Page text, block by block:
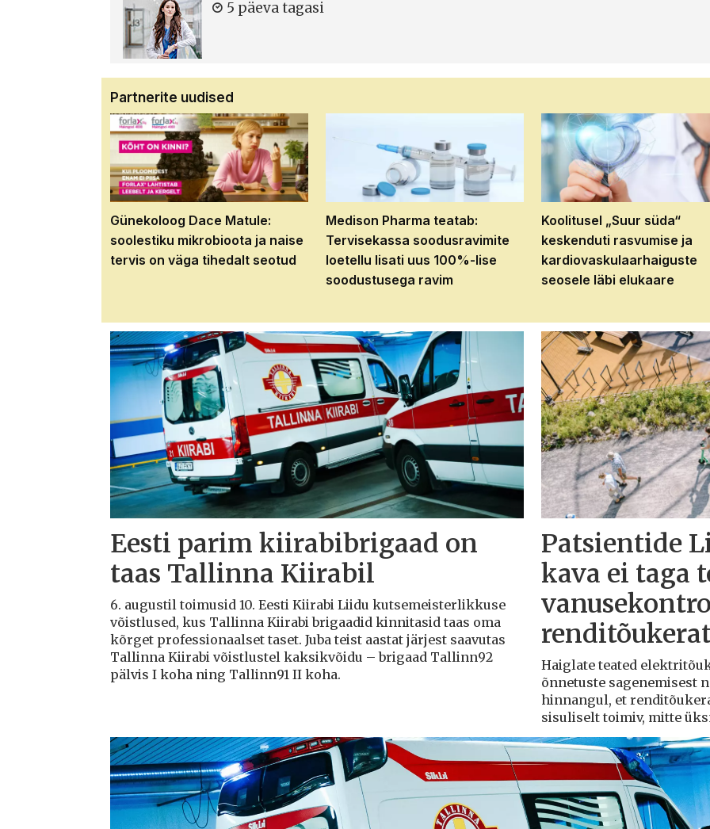
5 päeva tagasi
Partnerite uudised
Günekoloog Dace Matule:
soolestiku mikrobioota ja naise
tervis on väga tihedalt seotud
Medison Pharma teatab:
Tervisekassa soodusravimite
loetellu lisati uus 100%-lise
soodustusega ravim
Koolitusel „Suur süda“
keskenduti rasvumise ja
kardiovaskulaarhaiguste
seosele läbi elukaare
Eesti parim kiirabibrigaad on
taas Tallinna Kiirabil
6. augustil toimusid 10. Eesti Kiirabi Liidu kutsemeisterlikkuse
võistlused, kus Tallinna Kiirabi brigaadid kinnitasid taas oma
kõrget professionaalset taset. Juba teist aastat järjest saavutas
Tallinna Kiirabi võistlustel kaksikvõidu – brigaad Tallinn92
pälvis I koha ning Tallinn91 II koha.
Patsientide
kava ei taga
Haiglate teated
õnnetuste sagenemisest
hinnangul, et
sisuliselt toimiv, mitte